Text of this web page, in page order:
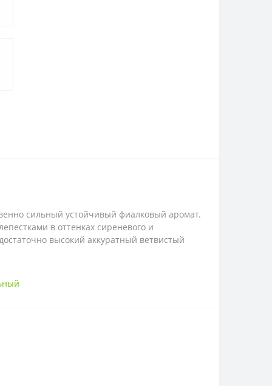
сильный устойчивый фиалковый аромат.
в оттенках сиреневого и
высокий аккуратный ветвистый